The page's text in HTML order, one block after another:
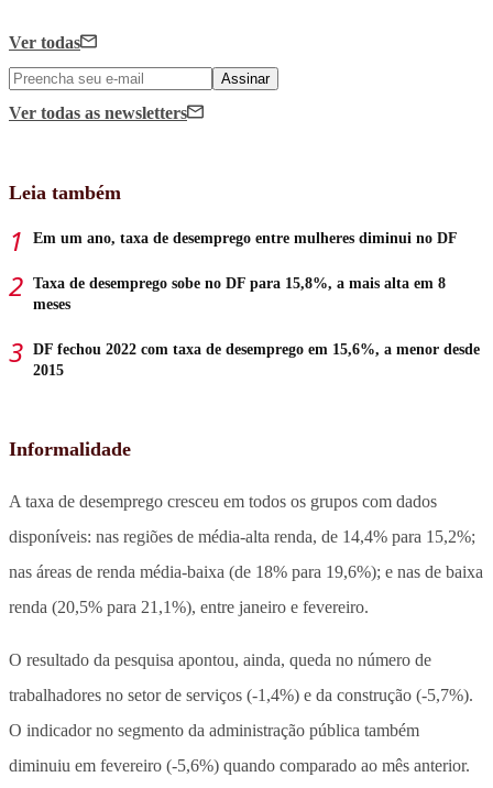
Ver todas
Assinar
Ver todas as newsletters
Leia também
Em um ano, taxa de desemprego entre mulheres diminui no DF
Taxa de desemprego sobe no DF para 15,8%, a mais alta em 8
meses
DF fechou 2022 com taxa de desemprego em 15,6%, a menor desde
2015
Informalidade
A taxa de desemprego cresceu em todos os grupos com dados
disponíveis: nas regiões de média-alta renda, de 14,4% para 15,2%;
nas áreas de renda média-baixa (de 18% para 19,6%); e nas de baixa
renda (20,5% para 21,1%), entre janeiro e fevereiro.
O resultado da pesquisa apontou, ainda, queda no número de
trabalhadores no setor de serviços (-1,4%) e da construção (-5,7%).
O indicador no segmento da administração pública também
diminuiu em fevereiro (-5,6%) quando comparado ao mês anterior.